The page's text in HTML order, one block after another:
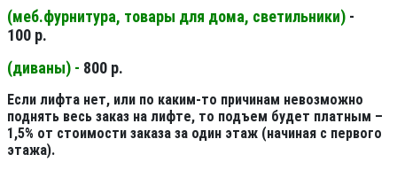
(меб.фурнитура, товары для дома, светильники) -
100 р.
(диваны) - 800 р.
Если лифта нет, или по каким-то причинам невозможно
поднять весь заказ на лифте, то подъем будет платным –
1,5% от стоимости заказа за один этаж (начиная с первого
этажа).